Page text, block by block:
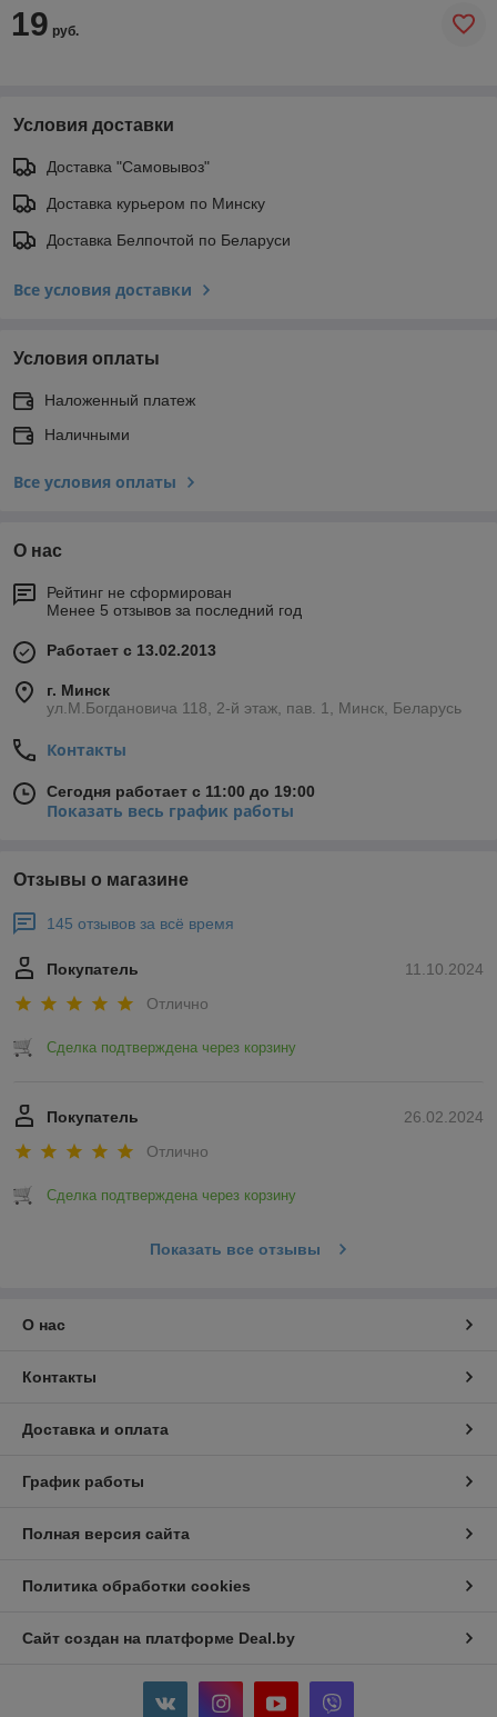
19 руб.
Условия доставки
Доставка "Самовывоз"
Доставка курьером по Минску
Доставка Белпочтой по Беларуси
Все условия доставки
Условия оплаты
Наложенный платеж
Наличными
Все условия оплаты
О нас
Рейтинг не сформирован
Менее 5 отзывов за последний год
Работает с 13.02.2013
г. Минск
ул.М.Богдановича 118, 2-й этаж, пав. 1, Минск, Беларусь
Контакты
Сегодня работает с 11:00 до 19:00
Показать весь график работы
Отзывы о магазине
145 отзывов за всё время
11.10.2024
Покупатель
Отлично
Сделка подтверждена через корзину
26.02.2024
Покупатель
Отлично
Сделка подтверждена через корзину
Показать все отзывы
О нас
Контакты
Доставка и оплата
График работы
Полная версия сайта
Политика обработки cookies
Сайт создан на платформе Deal.by